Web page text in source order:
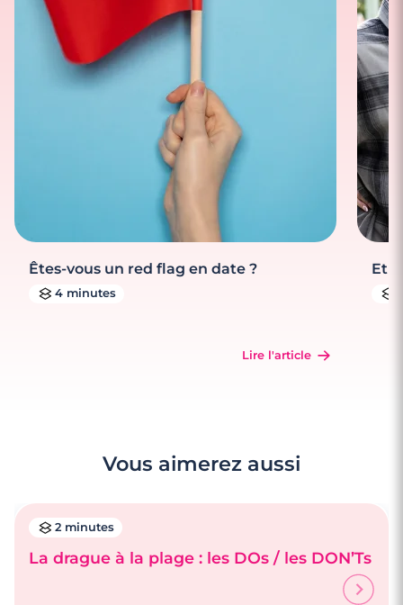
Êtes-vous un red flag en date ?
4 minutes
Lire l'article
Et
Vous aimerez aussi
2 minutes
La drague à la plage : les DOs / les DON’Ts